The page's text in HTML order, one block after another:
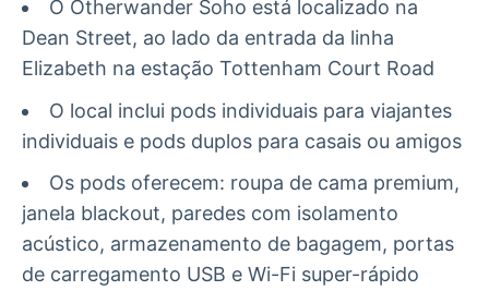
O Otherwander Soho está localizado na
Dean Street, ao lado da entrada da linha
Elizabeth na estação Tottenham Court Road
O local inclui pods individuais para viajantes
individuais e pods duplos para casais ou amigos
Os pods oferecem: roupa de cama premium,
janela blackout, paredes com isolamento
acústico, armazenamento de bagagem, portas
de carregamento USB e Wi-Fi super-rápido